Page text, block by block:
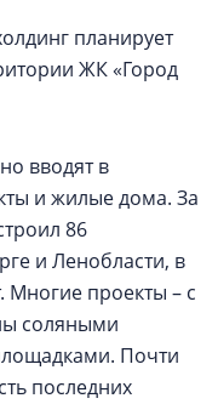
планирует
ЖК «Город
вводят в
и жилые дома. За
86
и Ленобласти, в
Многие проекты – с
соляными
Почти
последних